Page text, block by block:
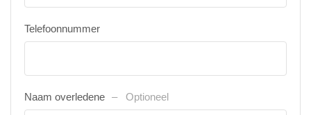
Telefoonnummer
Naam overledene Optioneel